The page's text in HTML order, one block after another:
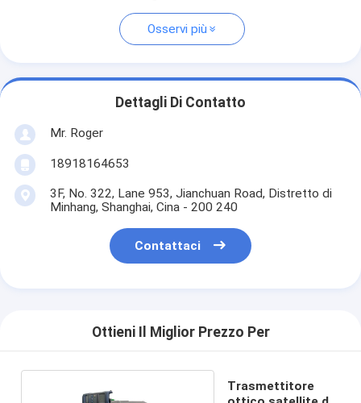
Osservi più
Dettagli Di Contatto
Mr. Roger
18918164653
3F, No. 322, Lane 953, Jianchuan Road, Distretto di
Minhang, Shanghai, Cina - 200 240
Contattaci
Ottieni Il Miglior Prezzo Per
Trasmettitore